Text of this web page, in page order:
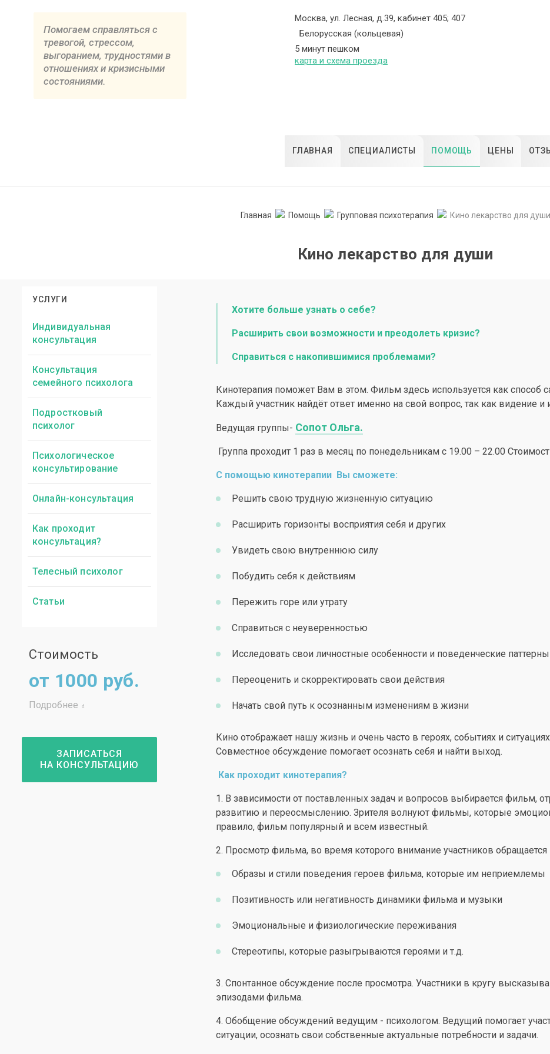
Помогаем справляться с
тревогой, стрессом,
выгоранием, трудностями в
отношениях и кризисными
состояниями.
Москва, ул. Лесная, д.39, кабинет 405; 407
Белорусская (кольцевая)
5 минут пешком
карта и схема проезда
ГЛАВНАЯ СПЕЦИАЛИСТЫ ПОМОЩЬ ЦЕНЫ
Главная Помощь Групповая психотерапия Кино лекарство для души
Кино лекарство для души
УСЛУГИ
Индивидуальная
консультация
Консультация
семейного психолога
Подростковый
психолог
Психологическое
консультирование
Онлайн-консультация
Как проходит
консультация?
Телесный психолог
Статьи
Стоимость
от 1000 руб.
Подробнее
ЗАПИСАТЬСЯ
НА КОНСУЛЬТАЦИЮ
Хотите больше узнать о себе?
Расширить свои возможности и преодолеть кризис?
Справиться с накопившимися проблемами?
Кинотерапия поможет Вам в этом. Фильм здесь используется как способ
Каждый участник найдёт ответ именно на свой вопрос, так как видение
Ведущая группы- Сопот Ольга.
Группа проходит 1 раз в месяц по понедельникам с 19.00 – 22.00
С помощью кинотерапии Вы сможете:
Решить свою трудную жизненную ситуацию
Расширить горизонты восприятия себя и других
Увидеть свою внутреннюю силу
Побудить себя к действиям
Пережить горе или утрату
Справиться с неуверенностью
Исследовать свои личностные особенности и поведенческие паттерны
Переоценить и скорректировать свои действия
Начать свой путь к осознанным изменениям в жизни
Кино отображает нашу жизнь и очень часто в героях, событиях и
Совместное обсуждение помогает осознать себя и найти выход.
Как проходит кинотерапия?
1. В зависимости от поставленных задач и вопросов выбирается
развитию и переосмыслению. Зрителя волнуют фильмы, которые
правило, фильм популярный и всем известный.
2. Просмотр фильма, во время которого внимание участников обращается
Образы и стили поведения героев фильма, которые им неприемлемы
Позитивность или негативность динамики фильма и музыки
Эмоциональные и физиологические переживания
Стереотипы, которые разыгрываются героями и т.д.
3. Спонтанное обсуждение после просмотра. Участники в кругу
эпизодами фильма.
4. Обобщение обсуждений ведущим - психологом. Ведущий помогает
ситуации, осознать свои собственные актуальные потребности и задачи.